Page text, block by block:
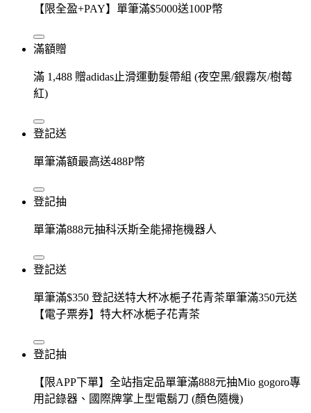
【限全盈+PAY】單筆滿$5000送100P幣
滿額贈
滿 1,488 贈adidas止滑運動髮帶組 (夜空黑/銀霧灰/樹莓
紅)
登記送
單筆滿額最高送488P幣
登記抽
單筆滿888元抽科沃斯全能掃拖機器人
登記送
單筆滿$350 登記送特大杯冰梔子花青茶單筆滿350元送
【電子票券】特大杯冰梔子花青茶
登記抽
【限APP下單】全站指定品單筆滿888元抽Mio gogoro專
用記錄器、國際牌掌上型電鬍刀 (顏色隨機)